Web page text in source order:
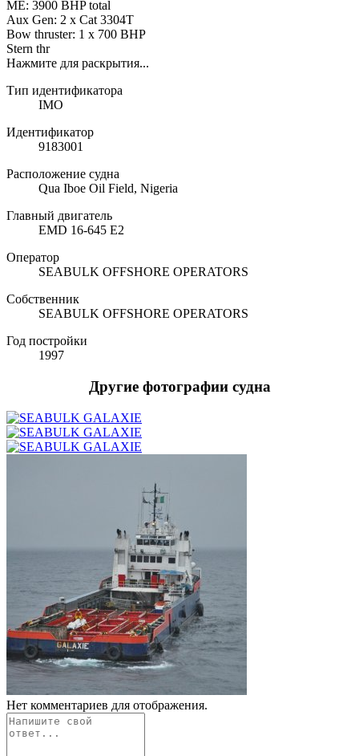
ME: 3900 BHP total
Aux Gen: 2 x Cat 3304T
Bow thruster: 1 x 700 BHP
Stern thr
Нажмите для раскрытия...
Тип идентификатора
IMO
Идентификатор
9183001
Расположение судна
Qua Iboe Oil Field, Nigeria
Главный двигатель
EMD 16-645 E2
Оператор
SEABULK OFFSHORE OPERATORS
Собственник
SEABULK OFFSHORE OPERATORS
Год постройки
1997
Другие фотографии судна
Нет комментариев для отображения.